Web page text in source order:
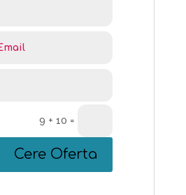
9 + 10 =
Cere Oferta